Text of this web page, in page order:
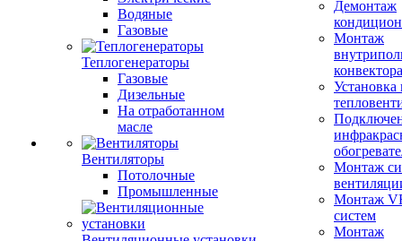
Водяные
Газовые
Теплогенераторы
Газовые
Дизельные
На отработанном
масле
Вентиляторы
Потолочные
Промышленные
Демонтаж
Монтаж
конвектора
Установка
Монтаж
Монтаж
систем
Монтаж